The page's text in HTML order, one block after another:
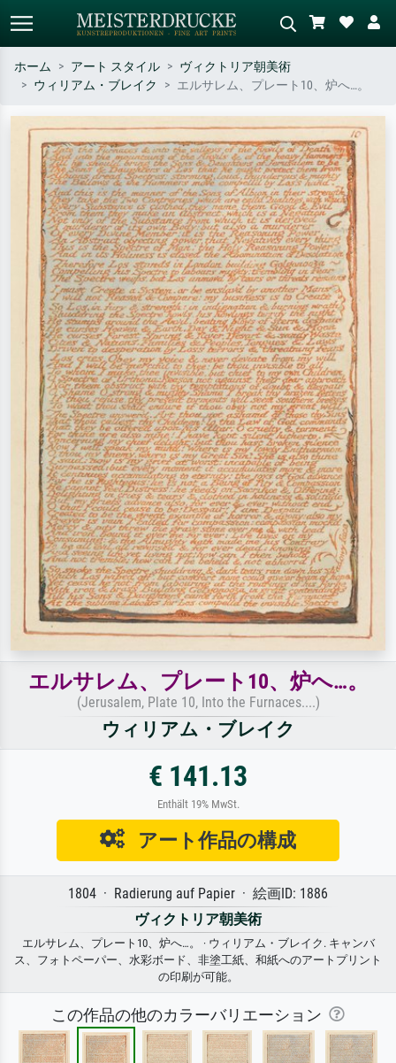
作家名・作品名・スタイルで検索
– 例：モネ、星月夜、印象派、北
斎の波、ヌード。
シーンを説明してください – 例：
緑の草原、赤の多い抽象画、暗い
油絵、木のそばの立ち姿のヌー
ド。
ホーム アート スタイル
ヴィクトリア朝美術
ウィリアム・ブレイク
エルサレム、プレート10、炉へ…。
エルサレム、プレート10、炉へ…。
(Jerusalem, Plate 10, Into the Furnaces....)
ウィリアム・ブレイク
€ 141.13
Enthält 19% MwSt.
アート作品の構成
1804 · Radierung auf Papier · 絵画ID: 1886
ヴィクトリア朝美術
エルサレム、プレート10、炉へ…。 · ウィリアム・ブレイク. キャンバ
ス、フォトペーパー、水彩ボード、非塗工紙、和紙へのアートプリント
の印刷が可能。
この作品の他のカラーバリエーション